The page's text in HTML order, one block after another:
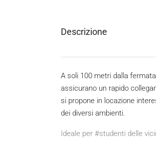
Descrizione
A soli 100 metri dalla
assicurano un rapido
si propone in locazione
dei diversi ambienti.
Ideale per #studenti delle